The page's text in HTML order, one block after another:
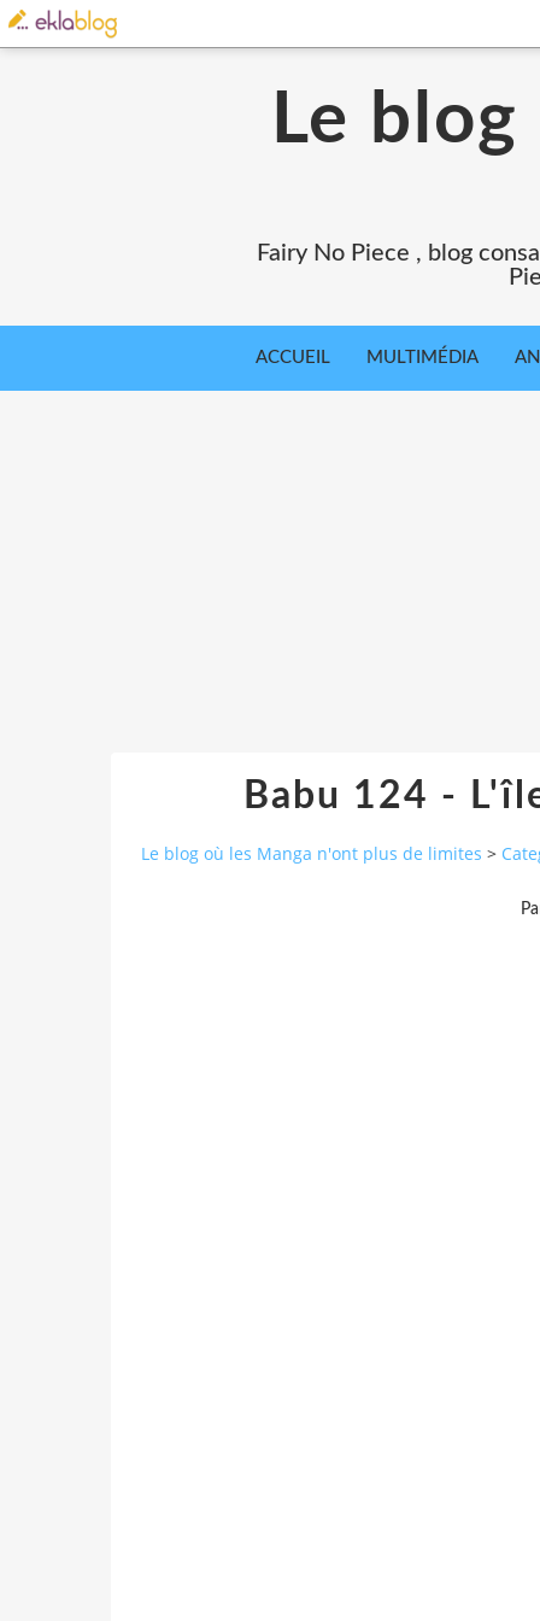
Le
Fairy No Piece , blog
ACCUEIL MULTIMÉDIA
Babu 124 -
Le blog où les Manga n'ont plus de limites >